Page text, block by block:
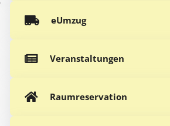
eUmzug
Veranstaltungen
Raumreservation